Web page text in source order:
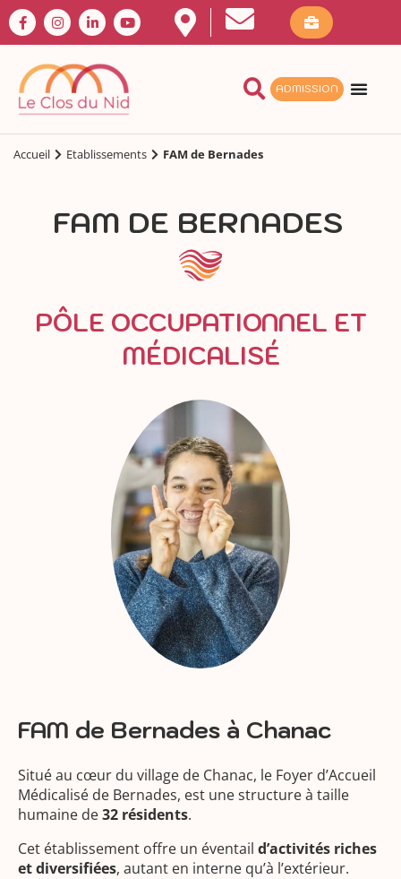
ADMISSION
Accueil Etablissements FAM de Bernades
FAM DE BERNADES
PÔLE OCCUPATIONNEL ET
MÉDICALISÉ
FAM de Bernades à Chanac
Situé au cœur du village de Chanac, le Foyer d’Accueil
Médicalisé de Bernades, est une structure à taille
humaine de32 résidents.
Cet établissement offre un éventail d’activités riches
et diversifiées, autant en interne qu’à l’extérieur.